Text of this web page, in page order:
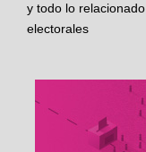
y todo lo
electorales